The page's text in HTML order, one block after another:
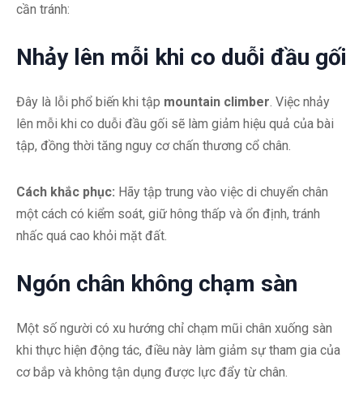
cần tránh:
Nhảy lên mỗi khi co duỗi đầu gối
Đây là lỗi phổ biến khi tập mountain climber . Việc nhảy
lên mỗi khi co duỗi đầu gối sẽ làm giảm hiệu quả của bài
tập, đồng thời tăng nguy cơ chấn thương cổ chân.
Cách khắc phục: Hãy tập trung vào việc di chuyển chân
một cách có kiểm soát, giữ hông thấp và ổn định, tránh
nhấc quá cao khỏi mặt đất.
Ngón chân không chạm sàn
Một số người có xu hướng chỉ chạm mũi chân xuống sàn
khi thực hiện động tác, điều này làm giảm sự tham gia của
cơ bắp và không tận dụng được lực đẩy từ chân.